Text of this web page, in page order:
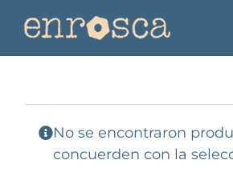
No se encontraron
concuerden con la